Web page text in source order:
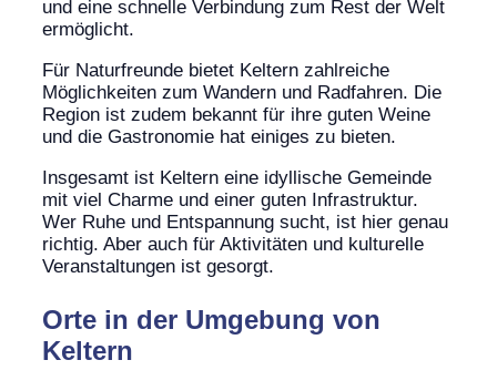
und eine schnelle Verbindung zum Rest der Welt
ermöglicht.
Für Naturfreunde bietet Keltern zahlreiche
Möglichkeiten zum Wandern und Radfahren. Die
Region ist zudem bekannt für ihre guten Weine
und die Gastronomie hat einiges zu bieten.
Insgesamt ist Keltern eine idyllische Gemeinde
mit viel Charme und einer guten Infrastruktur.
Wer Ruhe und Entspannung sucht, ist hier genau
richtig. Aber auch für Aktivitäten und kulturelle
Veranstaltungen ist gesorgt.
Orte in der Umgebung von
Keltern